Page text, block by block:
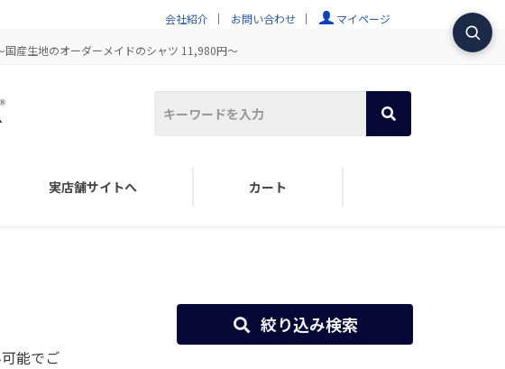
会社紹介 お問い合わせ マイページ
産生地のオーダーメイドのシャツ 11,980円～
実店舗サイトへ カート
能でご
絞り込み検索